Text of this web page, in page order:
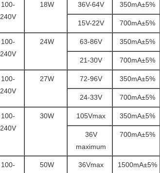
100-
240V
18W 36V-64V 350mA±5%
15V-22V 700mA±5%
100-
240V
24W 63-86V 350mA±5%
21-30V 700mA±5%
100-
240V
27W 72-96V 350mA±5%
24-33V 700mA±5%
100-
240V
30W 105Vmax 350mA±5%
36V
maximum
700mA±5%
100-
50W 36Vmax 1500mA±5%